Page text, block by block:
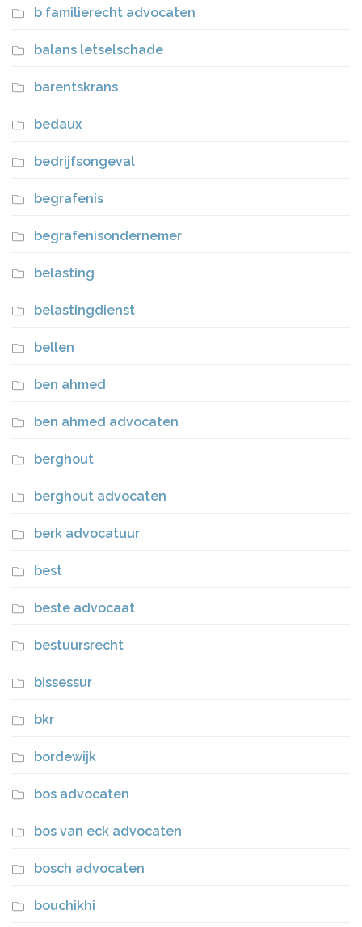
b familierecht advocaten
balans letselschade
barentskrans
bedaux
bedrijfsongeval
begrafenis
begrafenisondernemer
belasting
belastingdienst
bellen
ben ahmed
ben ahmed advocaten
berghout
berghout advocaten
berk advocatuur
best
beste advocaat
bestuursrecht
bissessur
bkr
bordewijk
bos advocaten
bos van eck advocaten
bosch advocaten
bouchikhi